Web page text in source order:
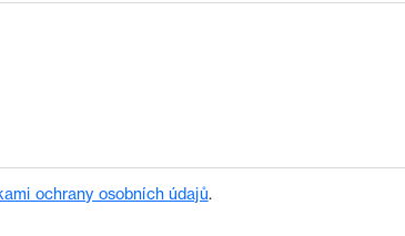
ochrany osobních údajů.